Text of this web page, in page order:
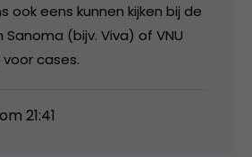
ook eens kunnen kijken bij de
(bijv. Viva) of VNU
cases.
21:41